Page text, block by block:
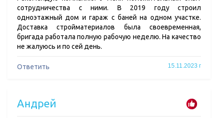
сотрудничества с ними. В 2019 году строил
одноэтажный дом и гараж с баней на одном участке.
Доставка стройматериалов была своевременная,
бригада работала полную рабочую неделю. На качество
не жалуюсь и по сей день.
Ответить 15.11.2023 г
Андрей